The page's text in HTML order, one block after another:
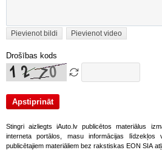
Pievienot bildi Pievienot video
Drošības kods
Stingri aizliegts iAuto.lv publicētos materiālus
interneta portālos, masu informācijas
publicētajiem materiāliem bez rakstiskas EON SIA